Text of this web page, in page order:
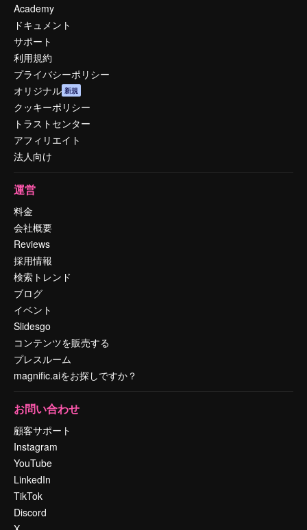
Academy
ドキュメント
サポート
利用規約
プライバシーポリシー
オリジナル 新規
クッキーポリシー
トラストセンター
アフィリエイト
法人向け
運営
料金
会社概要
Reviews
採用情報
検索トレンド
ブログ
イベント
Slidesgo
コンテンツを販売する
プレスルーム
magnific.aiをお探しですか？
お問い合わせ
顧客サポート
Instagram
YouTube
LinkedIn
TikTok
Discord